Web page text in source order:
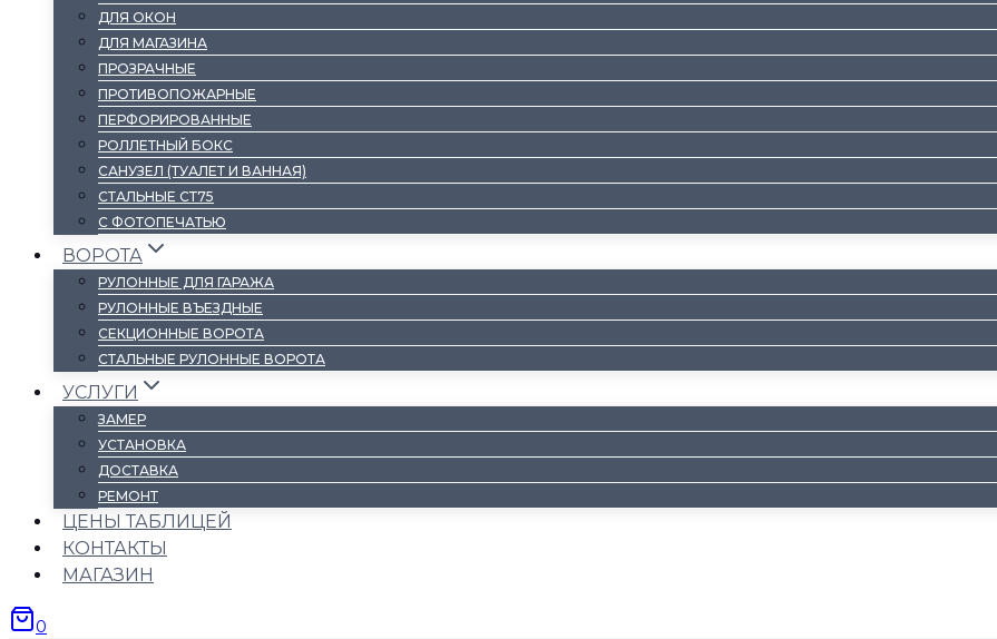
ДЛЯ ОКОН
ДЛЯ МАГАЗИНА
ПРОЗРАЧНЫЕ
ПРОТИВОПОЖАРНЫЕ
ПЕРФОРИРОВАННЫЕ
РОЛЛЕТНЫЙ БОКС
САНУЗЕЛ (ТУАЛЕТ И ВАННАЯ)
СТАЛЬНЫЕ СТ75
С ФОТОПЕЧАТЬЮ
ВОРОТА
РУЛОННЫЕ ДЛЯ ГАРАЖА
РУЛОННЫЕ ВЪЕЗДНЫЕ
СЕКЦИОННЫЕ ВОРОТА
СТАЛЬНЫЕ РУЛОННЫЕ ВОРОТА
УСЛУГИ
ЗАМЕР
УСТАНОВКА
ДОСТАВКА
РЕМОНТ
ЦЕНЫ ТАБЛИЦЕЙ
КОНТАКТЫ
МАГАЗИН
0